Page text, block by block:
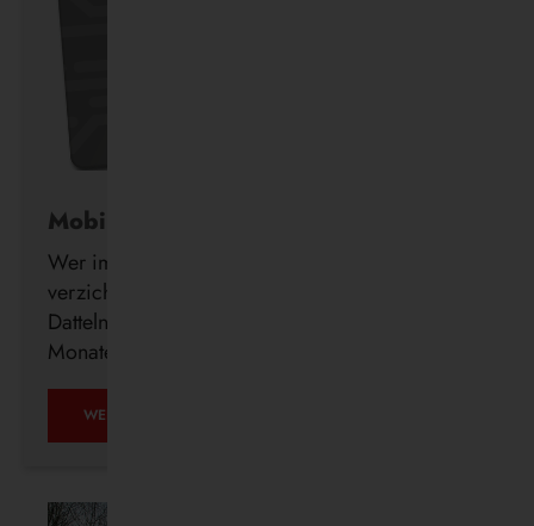
Mobil ohne Auto
Wer im Alter freiwillig auf seinen Führerschein
verzichtet, erhält ab sofort auch in Waltrop und
Datteln kostenlos ein DeutschlandTicket für drei
Monate.
WEITERLESEN …